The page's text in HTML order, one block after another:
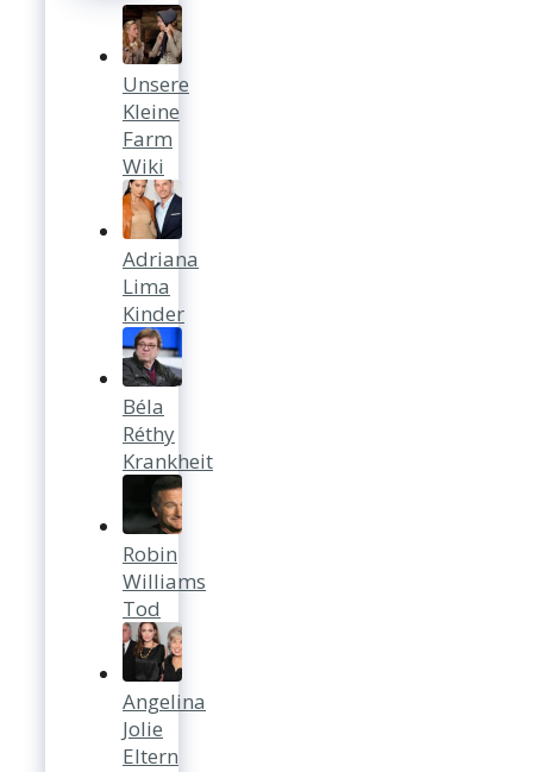
Unsere
Kleine
Farm
Wiki
Adriana
Lima
Kinder
Béla
Réthy
Krankheit
Robin
Williams
Tod
Angelina
Jolie
Eltern